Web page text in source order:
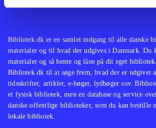
Bibliotek.dk er en samlet indgang til alle danske
materialer og til hvad der udgives i Danmark. Du
materialer og så hente og låne på dit eget
Bibliotek.dk til at søge frem, hvad der er udgivet
tidsskrifter, artikler, e-bøger, lydbøger osv.
et fysisk bibliotek, men en database og service
danske offentlige biblioteker, som du kan bestille
lokale bibliotek.